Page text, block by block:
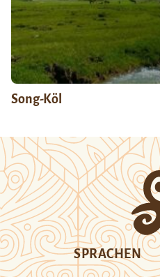
Song-Köl
SPRACHEN